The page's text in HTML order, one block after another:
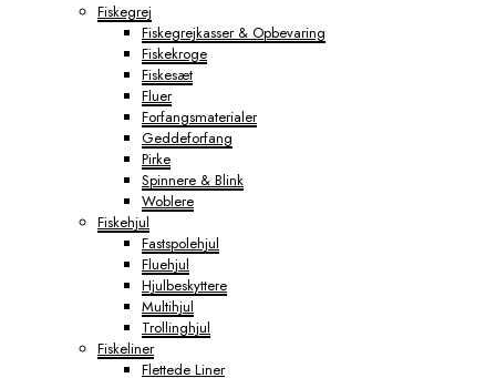
Fiskegrej
Fiskegrejkasser & Opbevaring
Fiskekroge
Fiskesæt
Fluer
Forfangsmaterialer
Geddeforfang
Pirke
Spinnere & Blink
Woblere
Fiskehjul
Fastspolehjul
Fluehjul
Hjulbeskyttere
Multihjul
Trollinghjul
Fiskeliner
Flettede Liner